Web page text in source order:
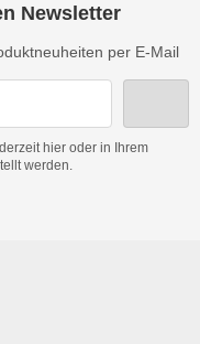
Newsletter
per E-Mail
hier oder in Ihrem
werden.